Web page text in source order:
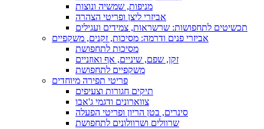
מניפות, שמשיה ונוצות
אביזרי ליצן ופריטי הצהרה
תכשיטים לתחפושות: שרשראות, צמידים ועגילים
אביזרי פנים ודרמה: מסיכות, זקנים, משקפיים
מסיכות לתחפושת
זקן, שפם, שיניים, אף ואוזניים
משקפיים לתחפושת
פריטי תפירה מיוחדים
תיקים חגורות וצעיפים
צווארונים ודגמי ג'אבו
סינרים, בטן הריון ופריטי הפעלה
שרוולים ושרוולונים לתחפושת